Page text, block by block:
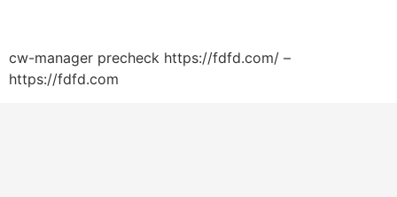
cw-manager precheck https://fdfd.com/ –
https://fdfd.com